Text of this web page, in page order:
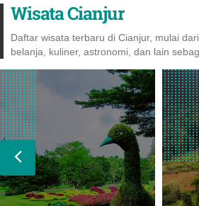
Wisata Cianjur
Daftar wisata terbaru di Cianjur, mulai
belanja, kuliner, astronomi, dan lain